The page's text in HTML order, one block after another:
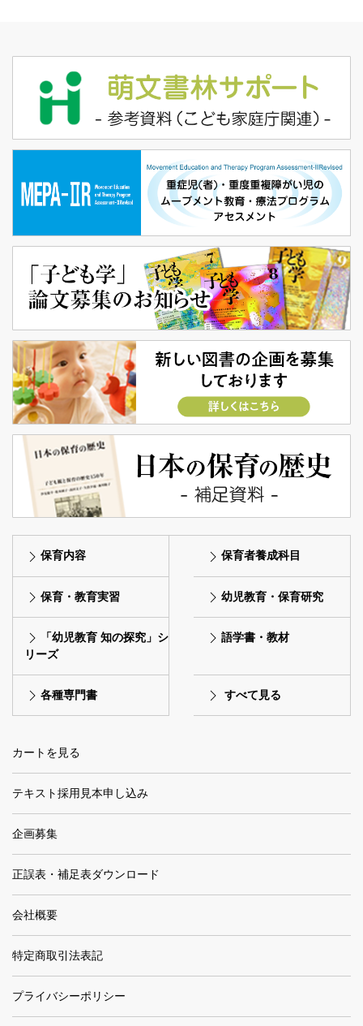
保育内容 保育者養成科目
保育・教育実習 幼児教育・保育研究
「幼児教育 知の探究」シ
リーズ
語学書・教材
各種専門書 すべて見る
カートを見る
テキスト採用見本申し込み
企画募集
正誤表・補足表ダウンロード
会社概要
特定商取引法表記
プライバシーポリシー